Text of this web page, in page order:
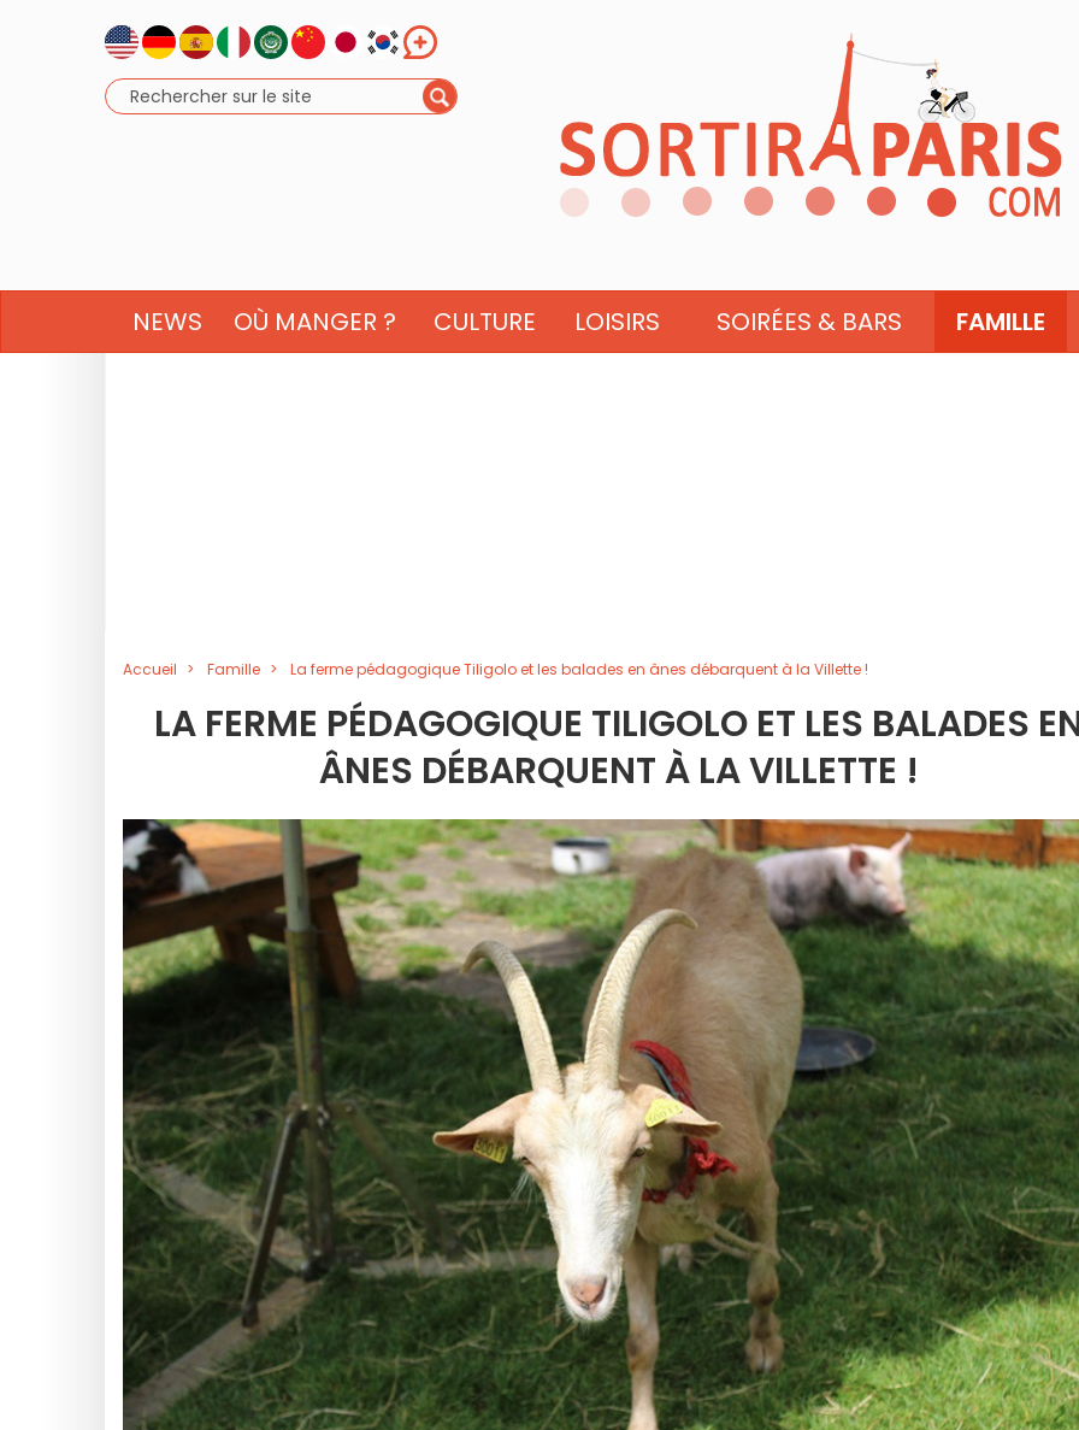
NEWS OÙ MANGER ? CULTURE LOISIRS SOIRÉES & BARS FAMILLE
Accueil Famille La ferme pédagogique Tiligolo et les balades en ânes débarquent à la Villette !
LA FERME PÉDAGOGIQUE TILIGOLO ET LES BALADES
ÂNES DÉBARQUENT À LA VILLETTE !